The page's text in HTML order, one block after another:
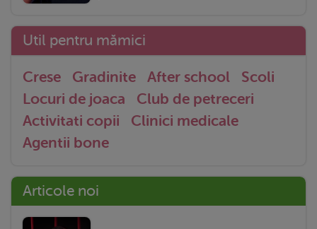
Util pentru mămici
Crese Gradinite After school
Scoli
Locuri de joaca
Club de petreceri
Activitati copii
Clinici medicale
Agentii bone
Articole noi